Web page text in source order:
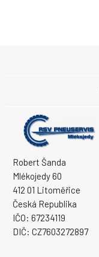
Robert Šanda
Mlékojedy 60
412 01 Litoměřice
Česká Republika
IČO: 67234119
DIČ: CZ7603272897